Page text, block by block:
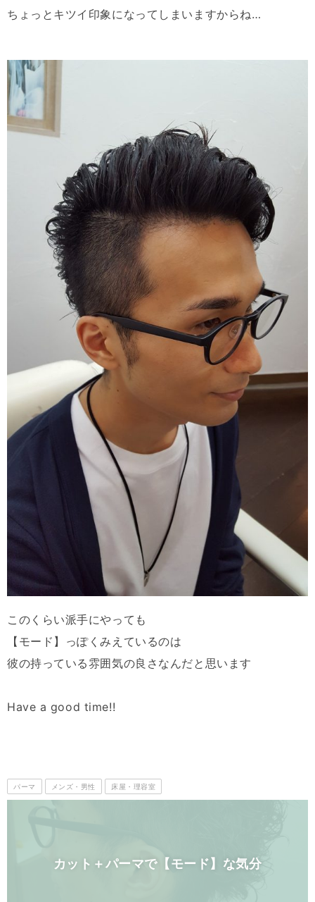
ちょっとキツイ印象になってしまいますからね…
このくらい派手にやっても
【モード】っぽくみえているのは
彼の持っている雰囲気の良さなんだと思います
Have a good time!!
パーマ メンズ・男性 床屋・理容室
カット＋パーマで【モード】な気分